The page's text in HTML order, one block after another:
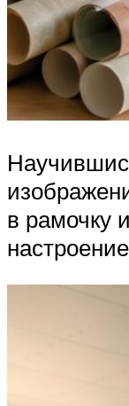
в рамочку